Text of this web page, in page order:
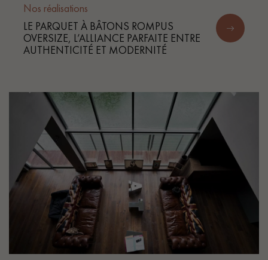
Nos réalisations
LE PARQUET À BÂTONS ROMPUS
OVERSIZE, L’ALLIANCE PARFAITE ENTRE
AUTHENTICITÉ ET MODERNITÉ